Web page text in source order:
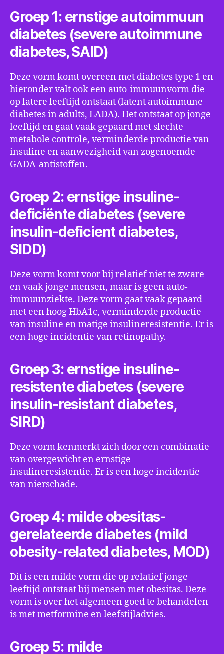
Groep 1: ernstige autoimmuun
diabetes (severe autoimmune
diabetes, SAID)
Deze vorm komt overeen met diabetes type 1 en
hieronder valt ook een auto-immuunvorm die
op latere leeftijd ontstaat (latent autoimmune
diabetes in adults, LADA). Het ontstaat op jonge
leeftijd en gaat vaak gepaard met slechte
metabole controle, verminderde productie van
insuline en aanwezigheid van zogenoemde
GADA-antistoffen.
Groep 2: ernstige insuline-
deficiënte diabetes (severe
insulin-deficient diabetes,
SIDD)
Deze vorm komt voor bij relatief niet te zware
en vaak jonge mensen, maar is geen auto-
immuunziekte. Deze vorm gaat vaak gepaard
met een hoog HbA1c, verminderde productie
van insuline en matige insulineresistentie. Er is
een hoge incidentie van retinopathy.
Groep 3: ernstige insuline-
resistente diabetes (severe
insulin-resistant diabetes,
SIRD)
Deze vorm kenmerkt zich door een combinatie
van overgewicht en ernstige
insulineresistentie. Er is een hoge incidentie
van nierschade.
Groep 4: milde obesitas-
gerelateerde diabetes (mild
obesity-related diabetes, MOD)
Dit is een milde vorm die op relatief jonge
leeftijd ontstaat bij mensen met obesitas. Deze
vorm is over het algemeen goed te behandelen
is met metformine en leefstijladvies.
Groep 5: milde